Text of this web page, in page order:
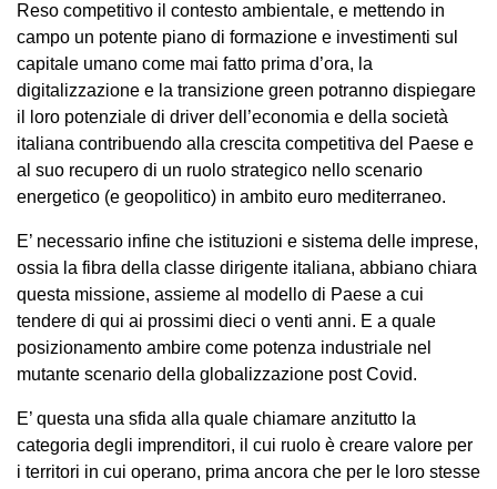
Reso competitivo il contesto ambientale, e mettendo in
campo un potente piano di formazione e investimenti sul
capitale umano come mai fatto prima d’ora, la
digitalizzazione e la transizione green potranno dispiegare
il loro potenziale di driver dell’economia e della società
italiana contribuendo alla crescita competitiva del Paese e
al suo recupero di un ruolo strategico nello scenario
energetico (e geopolitico) in ambito euro mediterraneo.
E’ necessario infine che istituzioni e sistema delle imprese,
ossia la fibra della classe dirigente italiana, abbiano chiara
questa missione, assieme al modello di Paese a cui
tendere di qui ai prossimi dieci o venti anni. E a quale
posizionamento ambire come potenza industriale nel
mutante scenario della globalizzazione post Covid.
E’ questa una sfida alla quale chiamare anzitutto la
categoria degli imprenditori, il cui ruolo è creare valore per
i territori in cui operano, prima ancora che per le loro stesse